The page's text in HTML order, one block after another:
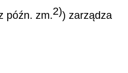
późn. zm.2)) zarządza